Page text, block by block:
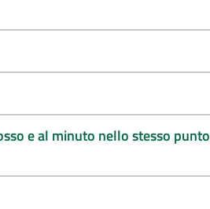
e al minuto nello stesso punto